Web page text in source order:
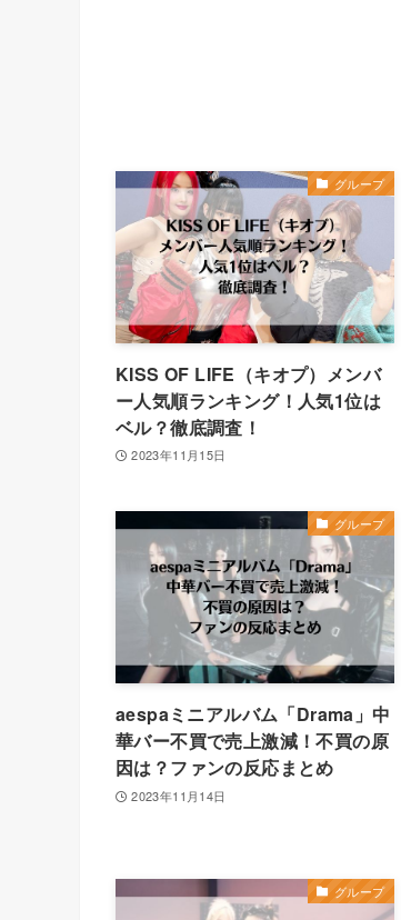
グループ
KISS OF LIFE（キオプ）メンバ
ー人気順ランキング！人気1位は
ベル？徹底調査！
2023年11月15日
グループ
aespaミニアルバム「Drama」中
華バー不買で売上激減！不買の原
因は？ファンの反応まとめ
2023年11月14日
グループ